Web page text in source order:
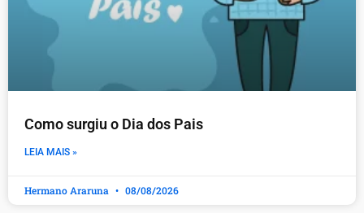
Como surgiu o Dia dos Pais
LEIA MAIS »
Hermano Araruna 08/08/2026